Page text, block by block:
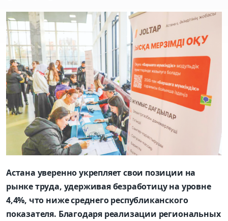
Астана уверенно укрепляет свои позиции на
рынке труда, удерживая безработицу на уровне
4,4%, что ниже среднего республиканского
показателя. Благодаря реализации региональных